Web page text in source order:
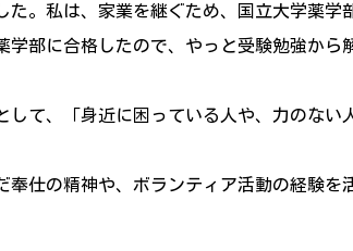
。私は、家業を継ぐため、国立大学薬
部に合格したので、やっと受験勉強から
て、「身近に困っている人や、力のない
仕の精神や、ボランティア活動の経験を